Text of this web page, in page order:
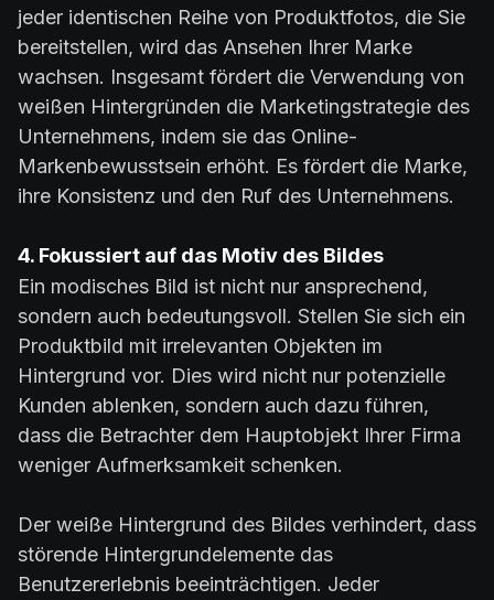
jeder identischen Reihe von Produktfotos, die Sie
bereitstellen, wird das Ansehen Ihrer Marke
wachsen. Insgesamt fördert die Verwendung von
weißen Hintergründen die Marketingstrategie des
Unternehmens, indem sie das Online-
Markenbewusstsein erhöht. Es fördert die Marke,
ihre Konsistenz und den Ruf des Unternehmens.
4. Fokussiert auf das Motiv des Bildes
Ein modisches Bild ist nicht nur ansprechend,
sondern auch bedeutungsvoll. Stellen Sie sich ein
Produktbild mit irrelevanten Objekten im
Hintergrund vor. Dies wird nicht nur potenzielle
Kunden ablenken, sondern auch dazu führen,
dass die Betrachter dem Hauptobjekt Ihrer Firma
weniger Aufmerksamkeit schenken.
Der weiße Hintergrund des Bildes verhindert, dass
störende Hintergrundelemente das
Benutzererlebnis beeinträchtigen. Jeder